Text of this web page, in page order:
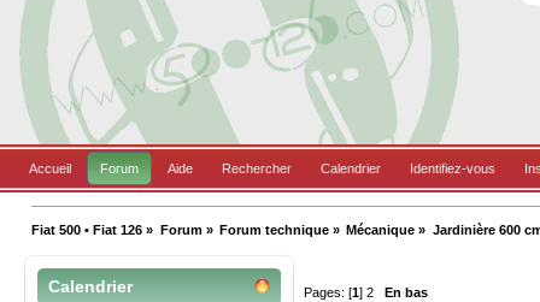
Accueil Forum Aide Rechercher Calendrier Identifiez-vous
Fiat 500 • Fiat 126 » Forum» Forum technique» Mécanique » Jardinière 600
Calendrier Pages: [1]2 En bas